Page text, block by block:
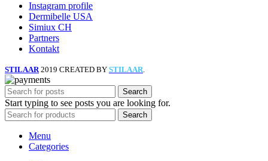
Instagram profile
Dermibelle USA
Simiux CH
Partners
Kontakt
STILAAR 2019 CREATED BY STILAAR.
Search
Start typing to see posts you are looking for.
Search
Menu
Categories